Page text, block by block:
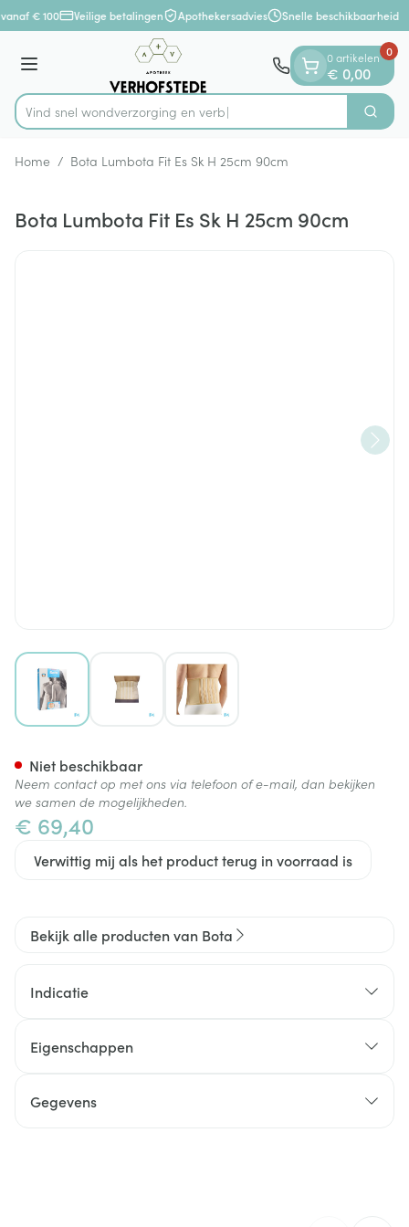
Ga naar de inhoud
1 van 1
€ 100 Veilige betalingen Apothekersadvies Snelle beschikbaarheid
Menu
Product, merk, categorie...
Vind snel wondverzorging Zoek
0 artikelen
€ 0,00
0
Home / Bota Lumbota Fit Es Sk H 25cm 90cm
Bota Lumbota Fit Es Sk H 25cm 90cm
View larger imageView larger imageView larger image
€ 69,40
Verwittig mij als het product terug in voorraad is
Niet beschikbaar
Neem contact op met ons via telefoon of e-mail, dan bekijken
we samen de mogelijkheden.
Bekijk alle producten van Bota
Indicatie
Eigenschappen
Zijpanelen: soepele tulle elastiek
Gegevens